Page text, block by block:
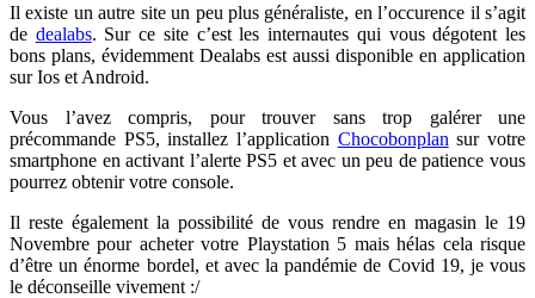
Il existe un autre site un peu plus généraliste, en l’occurence il s’agit
de dealabs. Sur ce site c’est les internautes qui vous dégotent les
bons plans, évidemment Dealabs est aussi disponible en application
sur Ios et Android.
Vous l’avez compris, pour trouver sans trop galérer une
précommande PS5, installez l’application Chocobonplan sur votre
smartphone en activant l’alerte PS5 et avec un peu de patience vous
pourrez obtenir votre console.
Il reste également la possibilité de vous rendre en magasin le 19
Novembre pour acheter votre Playstation 5 mais hélas cela risque
d’être un énorme bordel, et avec la pandémie de Covid 19, je vous
le déconseille vivement :/